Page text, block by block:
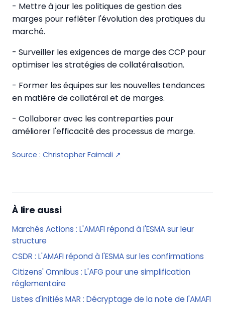
- Mettre à jour les politiques de gestion des
marges pour refléter l'évolution des pratiques du
marché.
- Surveiller les exigences de marge des CCP pour
optimiser les stratégies de collatéralisation.
- Former les équipes sur les nouvelles tendances
en matière de collatéral et de marges.
- Collaborer avec les contreparties pour
améliorer l'efficacité des processus de marge.
Source : Christopher Faimali ↗
À lire aussi
Marchés Actions : L'AMAFI répond à l'ESMA sur leur
structure
CSDR : L'AMAFI répond à l'ESMA sur les confirmations
Citizens' Omnibus : L'AFG pour une simplification
réglementaire
Listes d'initiés MAR : Décryptage de la note de l'AMAFI